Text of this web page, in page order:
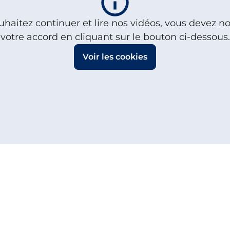
continuer et lire nos vidéos, vous devez
votre accord en cliquant sur le bouton ci-dessous.
Voir les cookies